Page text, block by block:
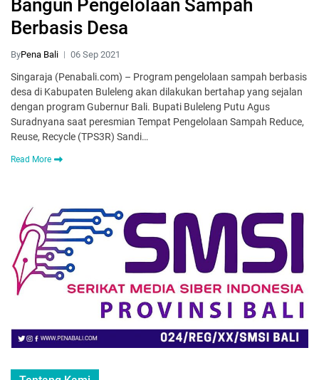
Bangun Pengelolaan Sampah
Berbasis Desa
ByPena Bali 06 Sep 2021
Singaraja (Penabali.com) – Program pengelolaan sampah berbasis
desa di Kabupaten Buleleng akan dilakukan bertahap yang sejalan
dengan program Gubernur Bali. Bupati Buleleng Putu Agus
Suradnyana saat peresmian Tempat Pengelolaan Sampah Reduce,
Reuse, Recycle (TPS3R) Sandi…
Read More